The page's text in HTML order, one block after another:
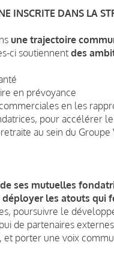
INSCRITE DANS LA
une trajectoire
ci soutiennent des
en prévoyance
en les
pour accélérer
au sein du
ses mutuelles
déployer les atouts qui
poursuivre le
de partenaires
porter une voix